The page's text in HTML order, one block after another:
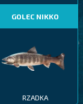
GOLEC NIKKO
RZADKA